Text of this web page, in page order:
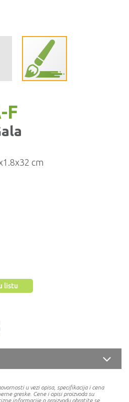
F
cm
listu
u vezi opisa, specifikacija i cena
greske. Cene i opisi proizvoda su
informacije o proizvodu obratite se